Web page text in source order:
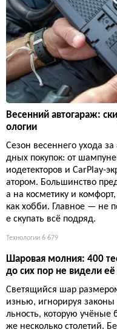
Весенний автогараж:
ологии
Сезон весеннего ухода
дных покупок: от
иодетекторов и CarPlay-
атором. Большинство
а на косметику и
как хобби. Главное — не
е скупать всё подряд.
Технологии 6 679
Шаровая молния: 400
до сих пор не видели
Светящийся шар
изнью, игнорируя
льность, которую учёные
же несколько столетий.